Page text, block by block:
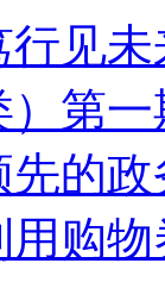
行见
第
的政
购